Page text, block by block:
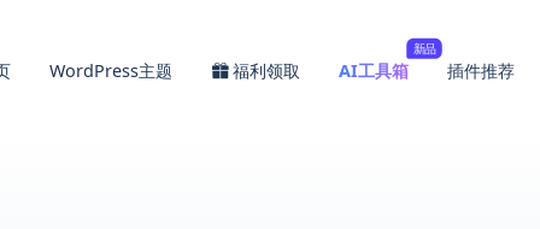
WordPress主题 福利领取 AI工具箱
新品
插件推荐